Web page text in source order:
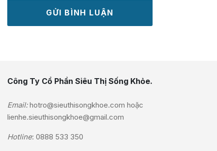
Công Ty Cổ Phần Siêu Thị Sống Khỏe.
Email: hotro@sieuthisongkhoe.com hoặc
lienhe.sieuthisongkhoe@gmail.com
Hotline: 0888 533 350